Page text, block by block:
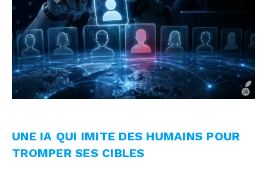
UNE IA QUI IMITE DES HUMAINS POUR
TROMPER SES CIBLES